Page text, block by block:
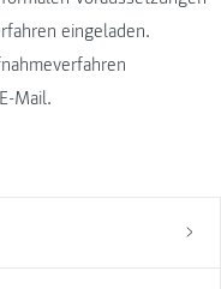
eingeladen.
Mail.